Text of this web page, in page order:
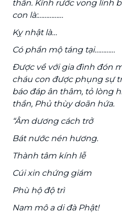
thần. Kính rước vong linh
con là:……………
Kỵ nhật là…
Có phần mộ táng tại…………
Được về với gia đình đón
cháu con được phụng sự
báo đáp ân thâm, tỏ lòng
thần, Phủ thùy doãn hứa.
“Âm dương cách trở
Bát nước nén hương.
Thành tâm kính lễ
Cúi xin chứng giám
Phù hộ độ trì
Nam mô a di đà Phật!